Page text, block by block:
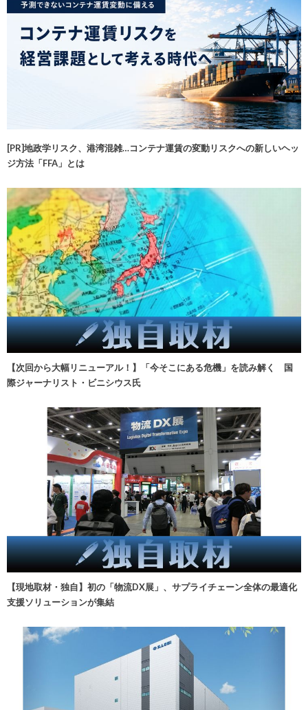
[PR]地政学リスク、港湾混雑…コンテナ運賃の変動リスクへの新しいヘッ
ジ方法「FFA」とは
【次回から大幅リニューアル！】「今そこにある危機」を読み解く 国
際ジャーナリスト・ビニシウス氏
【現地取材・独自】初の「物流DX展」、サプライチェーン全体の最適化
支援ソリューションが集結